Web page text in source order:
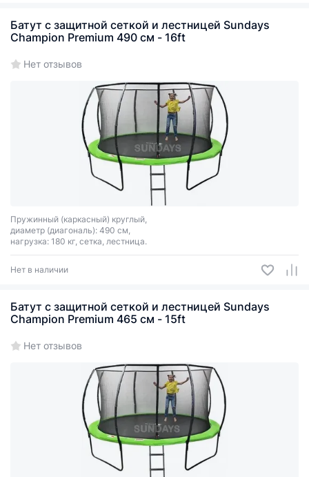
Батут с защитной сеткой и лестницей Sundays
Champion Premium 490 см - 16ft
Нет отзывов
Пружинный (каркасный) круглый,
диаметр (диагональ): 490 см,
нагрузка: 180 кг, сетка, лестница.
Нет в наличии
Батут с защитной сеткой и лестницей Sundays
Champion Premium 465 см - 15ft
Нет отзывов